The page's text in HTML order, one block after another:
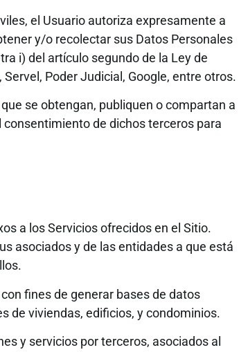
el Usuario autoriza expresamente a
y/o recolectar sus Datos Personales
i) del artículo segundo de la Ley de
Poder Judicial, Google, entre otros.
se obtengan, publiquen o compartan a
de dichos terceros para
a los Servicios ofrecidos en el Sitio.
asociados y de las entidades a que está
fines de generar bases de datos
de viviendas, edificios, y condominios.
y servicios por terceros, asociados al